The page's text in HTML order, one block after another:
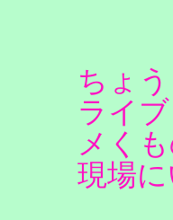
ちょ
ライ
メくも
現場